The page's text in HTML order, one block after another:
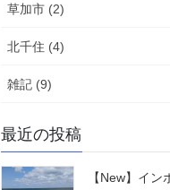
草加市 (2)
北千住 (4)
雑記 (9)
最近の投稿
【New】イ